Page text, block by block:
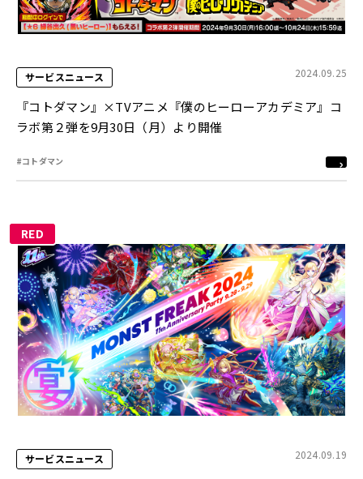
サービスニュース 2024.09.25
『コトダマン』×TVアニメ『僕のヒーローアカデミア』コ
ラボ第２弾を9月30日（月）より開催
#コトダマン
RED
サービスニュース 2024.09.19